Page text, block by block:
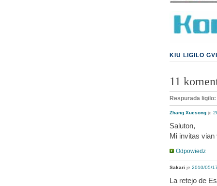
KIU LIGILO
11
Respurada ligilo:
Zhang Xuesong je
Saluton,
Mi invitas vian
Odpowiedz
Sakari je 2010/05/
La retejo de